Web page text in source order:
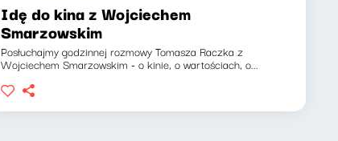
Idę do kina z Wojciechem
Smarzowskim
Posłuchajmy godzinnej rozmowy Tomasza Raczka z
Wojciechem Smarzowskim - o kinie, o wartościach, o...